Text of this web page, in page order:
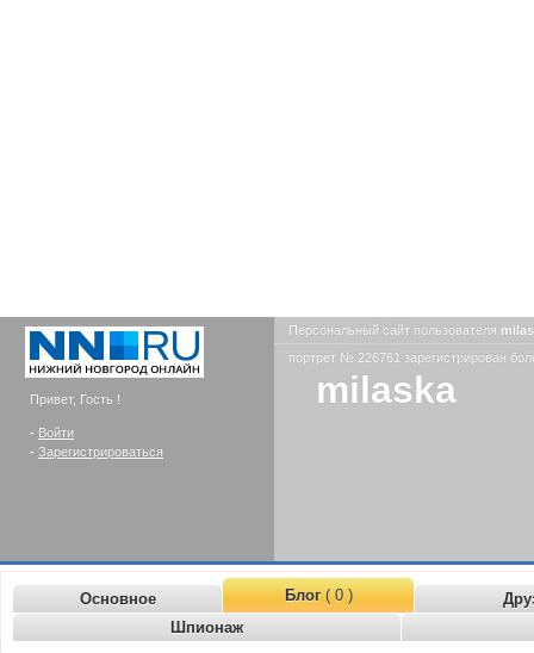
Привет, Гость !
- Войти
- Зарегистрироваться
Персональный сайт пользователя
портрет № 226761 зарегистрирован
milaska
Основное Блог( 0 )
Шпионаж